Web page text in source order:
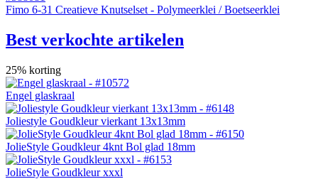
Fimo 6-31 Creatieve Knutselset - Polymeerklei / Boetseerklei
Best verkochte artikelen
25% korting
Engel glaskraal
Joliestyle Goudkleur vierkant 13x13mm
JolieStyle Goudkleur 4knt Bol glad 18mm
JolieStyle Goudkleur xxxl